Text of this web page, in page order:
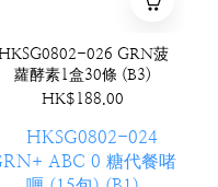
026 GRN菠
蘿酵素1盒30條 (B3)
HK$188.00